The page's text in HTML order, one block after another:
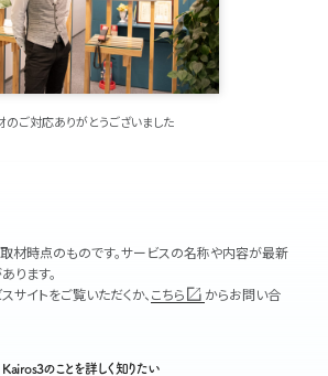
のご対応ありがとうございました
材時点のものです。サービスの名称や内容が最新
ります。
イトをご覧いただくか、 こちら
からお問い合
Kairos3のことを詳しく知りたい